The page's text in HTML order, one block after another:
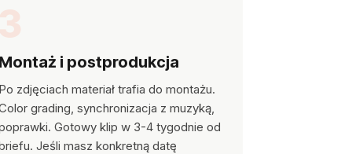
i postprodukcja
zdjęciach materiał trafia do montażu.
grading, synchronizacja z muzyką,
Gotowy klip w 3-4 tygodnie od
Jeśli masz konkretną datę